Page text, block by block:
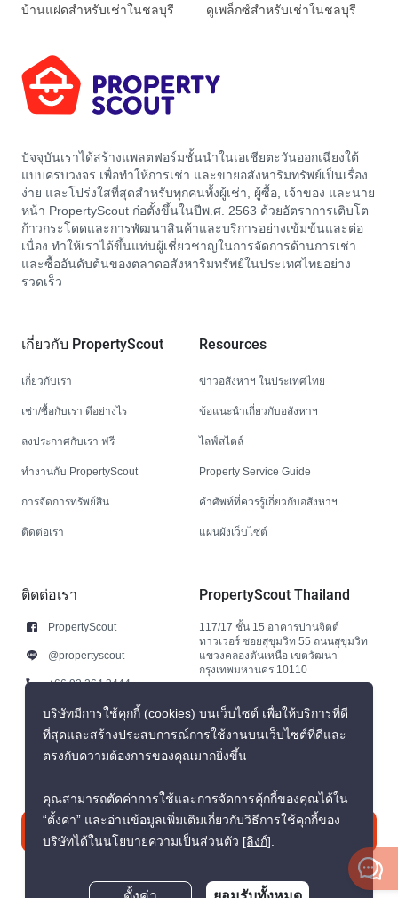
บ้านแฝดสำหรับเช่าในชลบุรี ดูเพล็กซ์สำหรับเช่าในชลบุรี
ปัจจุบันเราได้สร้างแพลตฟอร์มชั้นนำในเอเชียตะวันออกเฉียงใต้
แบบครบวงจร เพื่อทำให้การเช่า และขายอสังหาริมทรัพย์เป็นเรื่อง
ง่าย และโปร่งใสที่สุดสำหรับทุกคนทั้งผู้เช่า, ผู้ซื้อ, เจ้าของ และนาย
หน้า PropertyScout ก่อตั้งขึ้นในปีพ.ศ. 2563 ด้วยอัตราการเติบโต
ก้าวกระโดดและการพัฒนาสินค้าและบริการอย่างเข้มข้นและต่อ
เนื่อง ทำให้เราได้ขึ้นแท่นผู้เชี่ยวชาญในการจัดการด้านการเช่า
และซื้ออันดับต้นของตลาดอสังหาริมทรัพย์ในประเทศไทยอย่าง
รวดเร็ว
เกี่ยวกับ PropertyScout
เกี่ยวกับเรา
เช่า/ซื้อกับเรา ดีอย่างไร
ลงประกาศกับเรา ฟรี
ทำงานกับ PropertyScout
การจัดการทรัพย์สิน
ติดต่อเรา
Resources
ข่าวอสังหาฯ ในประเทศไทย
ข้อแนะนำเกี่ยวกับอสังหาฯ
ไลฟ์สไตล์
Property Service Guide
คำศัพท์ที่ควรรู้เกี่ยวกับอสังหาฯ
แผนผังเว็บไซต์
ติดต่อเรา
PropertyScout
@propertyscout
+66 92 264 3444
+66 92 264 3444
contact@propertyscout.co.th
PropertyScout Thailand
117/17 ชั้น 15 อาคารปานจิตต์
ทาวเวอร์ ซอยสุขุมวิท 55 ถนนสุขุมวิท
แขวงคลองตันเหนือ เขตวัฒนา
กรุงเทพมหานคร 10110
ติดต่อเรา
บริษัทมีการใช้คุกกี้ (cookies) บนเว็บไซต์ เพื่อให้บริการที่ดี
ที่สุดและสร้างประสบการณ์การใช้งานบนเว็บไซต์ที่ดีและ
ตรงกับความต้องการของคุณมากยิ่งขึ้น
คุณสามารถตัดค่าการใช้และการจัดการคุ้กกี้ของคุณได้ใน
“ตั้งค่า” และอ่านข้อมูลเพิ่มเติมเกี่ยวกับวิธีการใช้คุกกี้ของ
บริษัทได้ในนโยบายความเป็นส่วนตัว [ลิงก์].